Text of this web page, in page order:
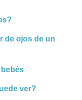
de ojos de un
ver?